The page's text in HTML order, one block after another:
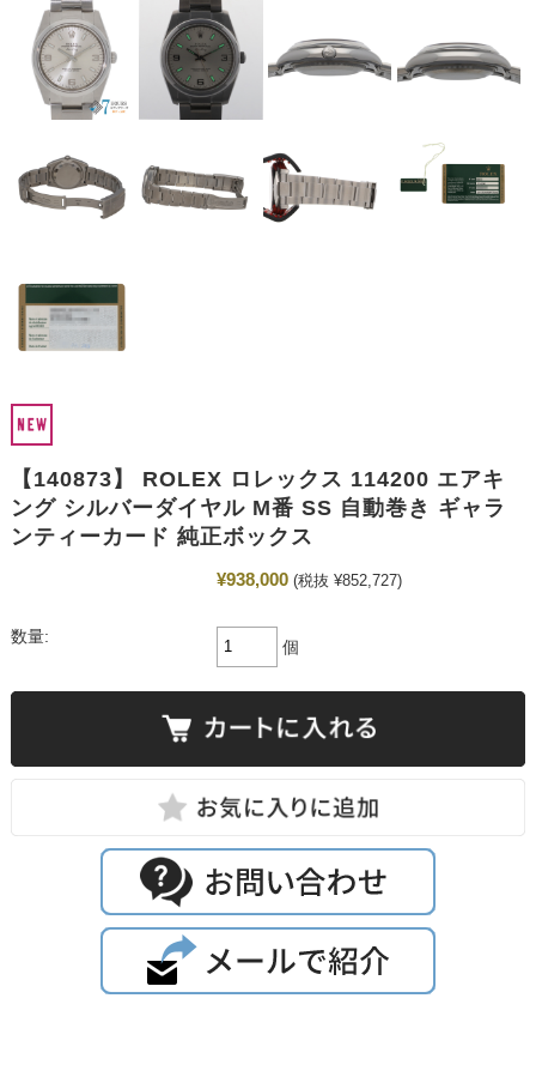
【140873】 ROLEX ロレックス 114200 エアキ
ング シルバーダイヤル M番 SS 自動巻き ギャラ
ンティーカード 純正ボックス
¥938,000 (税抜 ¥852,727)
数量:
個